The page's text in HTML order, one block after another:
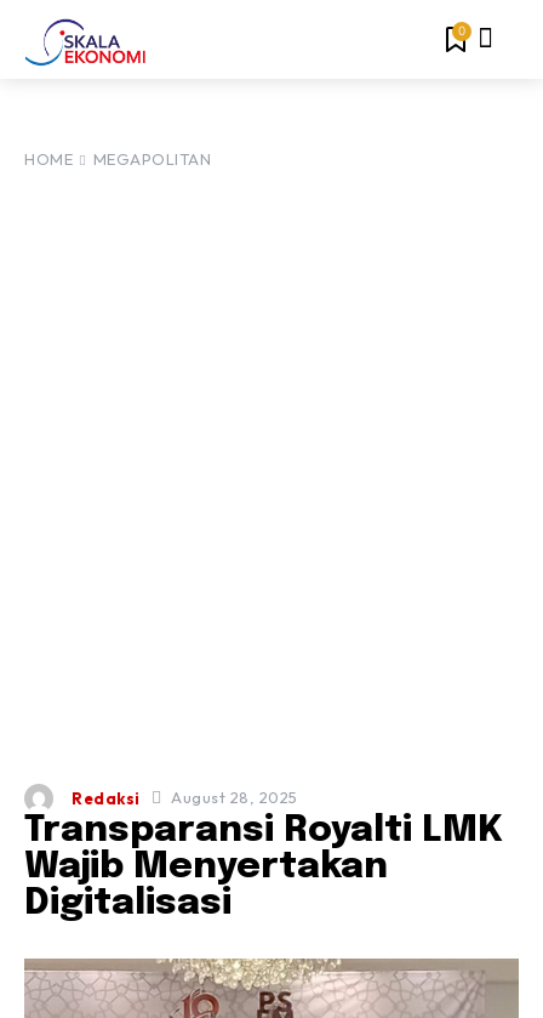
0
HOME MEGAPOLITAN
Redaksi August 28, 2025
Transparansi Royalti LMK
Wajib Menyertakan
Digitalisasi